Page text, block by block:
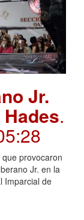
Jr.
.
provocaron
Jr. en la
Imparcial de